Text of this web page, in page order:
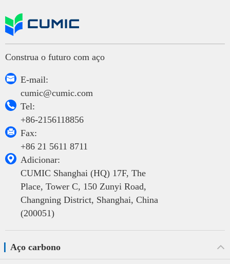
Construa o futuro com aço

E-mail:
cumic@cumic.com

Tel:
+86-2156118856

Fax:
+86 21 5611 8711

Adicionar:
CUMIC Shanghai (HQ) 17F, The
Place, Tower C, 150 Zunyi Road,
Changning District, Shanghai, China
(200051)
Aço carbono